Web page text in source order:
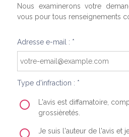
Nous examinerons votre
vous pour tous renseignements
Adresse e-mail : *
Type d'infraction : *
L'avis est diffamatoire,
grossièretés.
Je suis l'auteur de l'avis et